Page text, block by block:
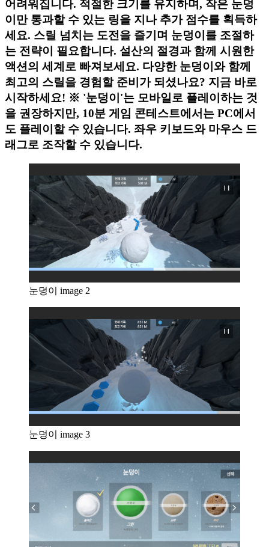
어려워집니다. 적절한 크기를 유지하며, 작은 눈덩
이만 통과할 수 있는 링을 지나 추가 점수를 획득하
세요. 스릴 넘치는 도전을 즐기며 눈덩이를 조절하
는 전략이 필요합니다. 설산의 절경과 함께 시원한
액션의 세계로 빠져보세요. 다양한 눈덩이와 함께
최고의 스릴을 경험할 준비가 되셨나요? 지금 바로
시작하세요! ※ '눈덩이'는 모바일로 플레이하는 것
을 권장하지만, 10분 게임 콘테스트에서는 PC에서
도 플레이할 수 있습니다. 좌우 키보드와 마우스 드
래그로 조작할 수 있습니다.
눈덩이 image 2
눈덩이 image 3